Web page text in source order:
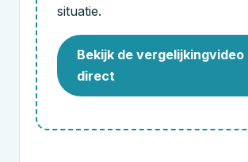
situatie.
Bekijk de vergelijkingvideo
direct